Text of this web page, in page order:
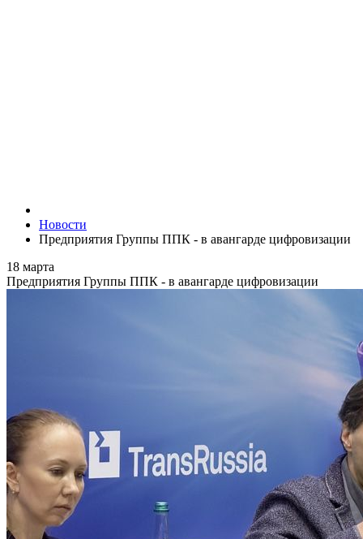
Новости
Предприятия Группы ППК - в авангарде цифровизации
18 марта
Предприятия Группы ППК - в авангарде цифровизации